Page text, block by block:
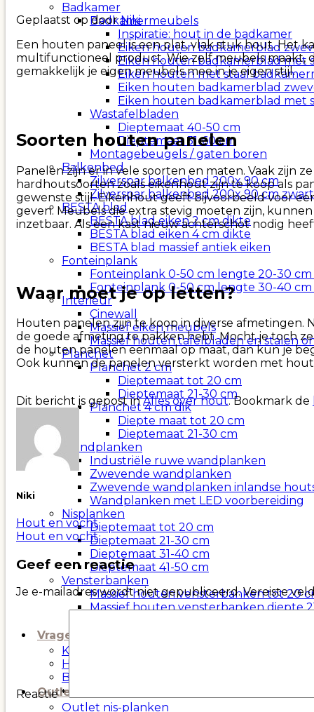
Badkamer
Badkamermeubels
Inspiratie: hout in de badkamer
Eiken houten badkamerblad
Eiken houten badkamerblad met
Eiken houten met staal
Eiken houten badkamerblad
Eiken houten badkamerblad met
Wastafelbladen
Dieptemaat 40-50 cm
Dieptemaat 51-60 cm
Montagebeugels / gaten boren
Balkenbed
Zilverspar balkenbed 200x 90 cm
Zilverspar balkenbed 200x 90 cm zwart
BESTA blad
BESTA blad eiken 2 cm dikte
BESTA blad eiken 4 cm dikte
BESTA blad massief antiek eiken
Fonteinplank
Fonteinplank 0-50 cm lengte 20-30 cm
Fonteinplank 0-50 cm lengte 30-40 cm
Interieur
Cinewall
Massief eiken meubels
Massief houten tafelbladen en stalen
Planchet
Planchet 2 cm
Dieptemaat tot 20 cm
Dieptemaat 21-30 cm
Planchet 4 cm dik
Diepte maat tot 20 cm
Dieptemaat 21-30 cm
Wandplanken
Industriële ruwe wandplanken
Zwevende wandplanken
Zwevende wandplanken inlandse
Wandplanken met LED voorbereiding
Nisplanken
Dieptemaat tot 20 cm
Dieptemaat 21-30 cm
Dieptemaat 31-40 cm
Dieptemaat 41-50 cm
Vensterbanken
Massief houten vensterbanken tot 20
Massief houten vensterbanken diepte
Massief houten vensterbanken diepte
Vragen?
Kortingscode Zaagfabriek
Hoe bevestig je zwevende houten
Belangrijk om te weten over massief hout
Outlet
Outlet nis-planken
Geplaatst opdoorNiki
Een houten paneel is een plat, vlak stuk hout. Het
multifunctioneel product. Wie zelf meubels maakt,
gemakkelijk je eigen meubels mee in je eigen stijl.
Soorten houten panelen
Panelen zijn er in vele soorten en maten. Vaak zijn
hardhoutsoorten zoals eikenhout zijn te koop als
gewenste stijl. Eikenhout geeft bijvoorbeeld voor
geven. Meubels die extra stevig moeten zijn,
inzetbaar. Als een kast nieuw achterschot nodig
Waar moet je op letten?
Houten panelen zijn te koop in diverse afmetingen.
de goede afmeting te pakken hebt. Mocht je toch
de houten panelen eenmaal op maat, dan kun je
Ook kunnen de panelen versterkt worden met
Dit bericht is gepost inAlles over hout. Bookmark de
Niki
Hout en vocht
Hout en vocht
Geef een reactie
Je e-mailadres wordt niet gepubliceerd. Vereiste
Reactie*